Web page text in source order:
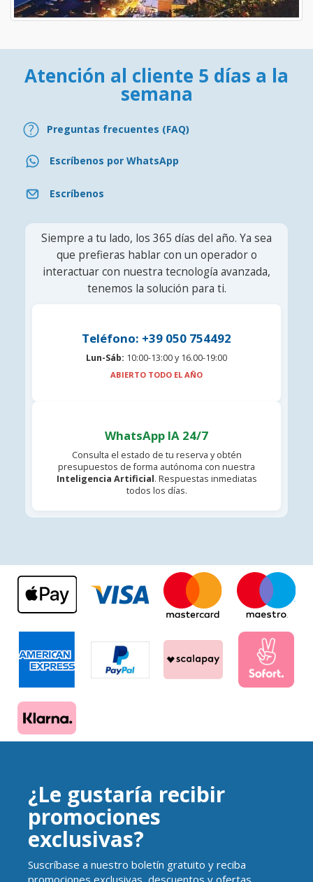
Atención al cliente 5 días a la
semana
Preguntas frecuentes (FAQ)
Escríbenos por WhatsApp
Escríbenos
Siempre a tu lado, los 365 días del año. Ya sea
que prefieras hablar con un operador o
interactuar con nuestra tecnología avanzada,
tenemos la solución para ti.
Teléfono: +39 050 754492
Lun-Sáb: 10:00-13:00 y 16.00-19:00
ABIERTO TODO EL AÑO
WhatsApp IA 24/7
Consulta el estado de tu reserva y obtén
presupuestos de forma autónoma con nuestra
Inteligencia Artificial. Respuestas inmediatas
todos los días.
¿Le gustaría recibir
promociones
exclusivas?
Suscríbase a nuestro boletín gratuito y reciba